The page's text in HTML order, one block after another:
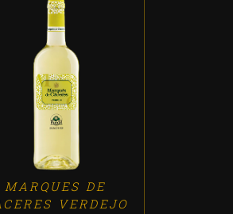
TO CART / DETALLES
MARQUES DE
VERDEJO